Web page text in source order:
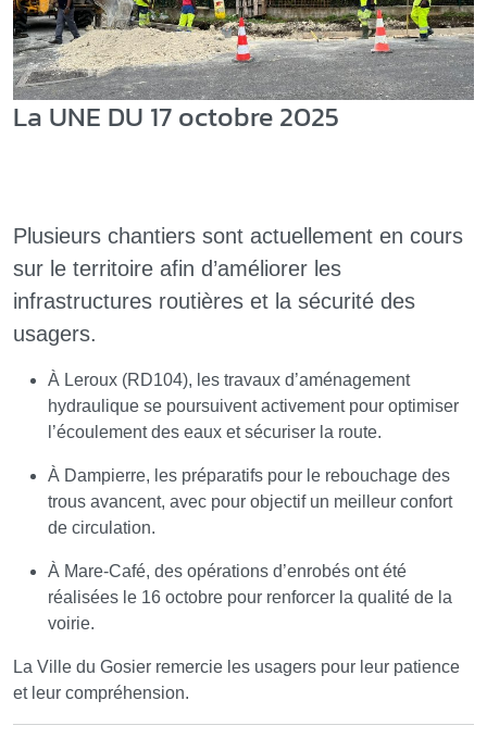
La UNE DU 17 octobre 2025
Plusieurs chantiers sont actuellement en cours
sur le territoire afin d’améliorer les
infrastructures routières et la sécurité des
usagers.
À Leroux (RD104), les travaux d’aménagement
hydraulique se poursuivent activement pour optimiser
l’écoulement des eaux et sécuriser la route.
⁠À Dampierre, les préparatifs pour le rebouchage des
trous avancent, avec pour objectif un meilleur confort
de circulation.
À Mare-Café, des opérations d’enrobés ont été
réalisées le 16 octobre pour renforcer la qualité de la
voirie.
La Ville du Gosier remercie les usagers pour leur patience
et leur compréhension.